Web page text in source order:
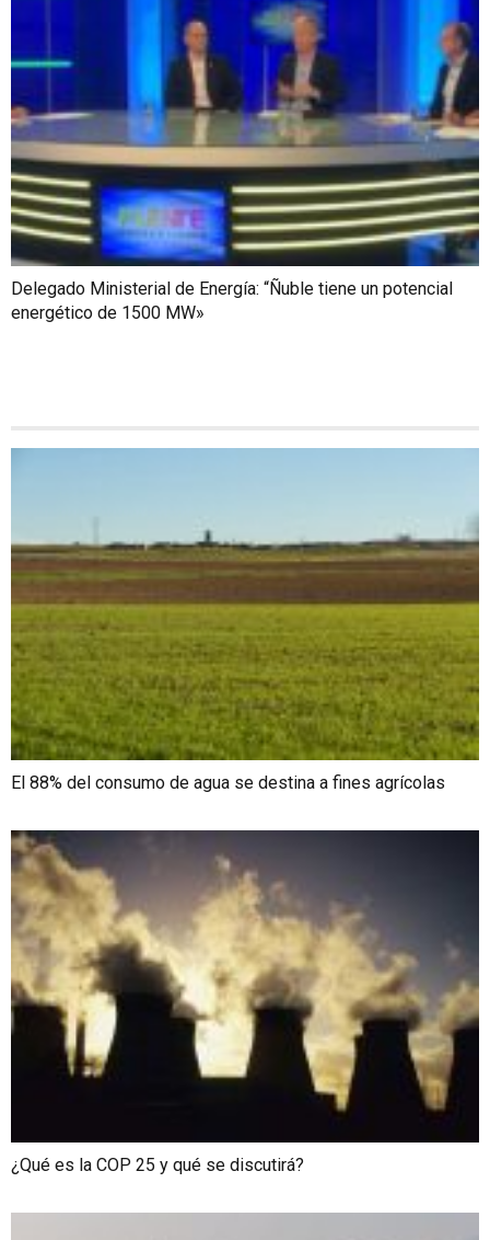
Delegado Ministerial de Energía: “Ñuble tiene un potencial
energético de 1500 MW»
El 88% del consumo de agua se destina a fines agrícolas
¿Qué es la COP 25 y qué se discutirá?